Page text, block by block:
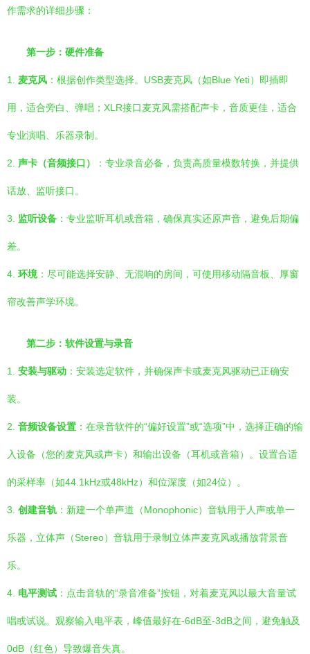
作需求的详细步骤：
第一步：硬件准备
1. 麦克风 ：根据创作类型选择。USB麦克风（如Blue Yeti）即插即
用，适合旁白、弹唱；XLR接口麦克风需搭配声卡，音质更佳，适合
专业演唱、乐器录制。
2. 声卡（音频接口） ：专业录音必备，负责高质量模数转换，并提供
话放、监听接口。
3. 监听设备 ：专业监听耳机或音箱，确保真实还原声音，避免后期偏
差。
4. 环境 ：尽可能选择安静、无混响的房间，可使用移动隔音板、厚窗
帘改善声学环境。
第二步：软件设置与录音
1. 安装与驱动 ：安装选定软件，并确保声卡或麦克风驱动已正确安
装。
2. 音频设备设置 ：在录音软件的“偏好设置”或“选项”中，选择正确的输
入设备（您的麦克风或声卡）和输出设备（耳机或音箱）。设置合适
的采样率（如44.1kHz或48kHz）和位深度（如24位）。
3. 创建音轨 ：新建一个单声道（Monophonic）音轨用于人声或单一
乐器，立体声（Stereo）音轨用于录制立体声麦克风或播放背景音
乐。
4. 电平测试 ：点击音轨的“录音准备”按钮，对着麦克风以最大音量试
唱或试说。观察输入电平表，峰值最好在-6dB至-3dB之间，避免触及
0dB（红色）导致爆音失真。